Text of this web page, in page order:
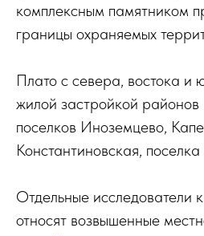
комплексным памятником
границы охраняемых
Плато с севера, востока и
жилой застройкой районов
поселков Иноземцево,
Константиновская,
Отдельные исследователи
относят возвышенные